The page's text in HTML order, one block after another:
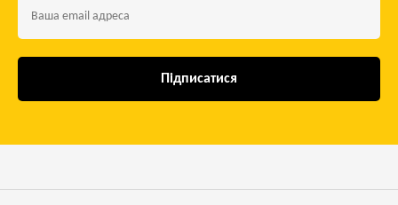
Підписатися